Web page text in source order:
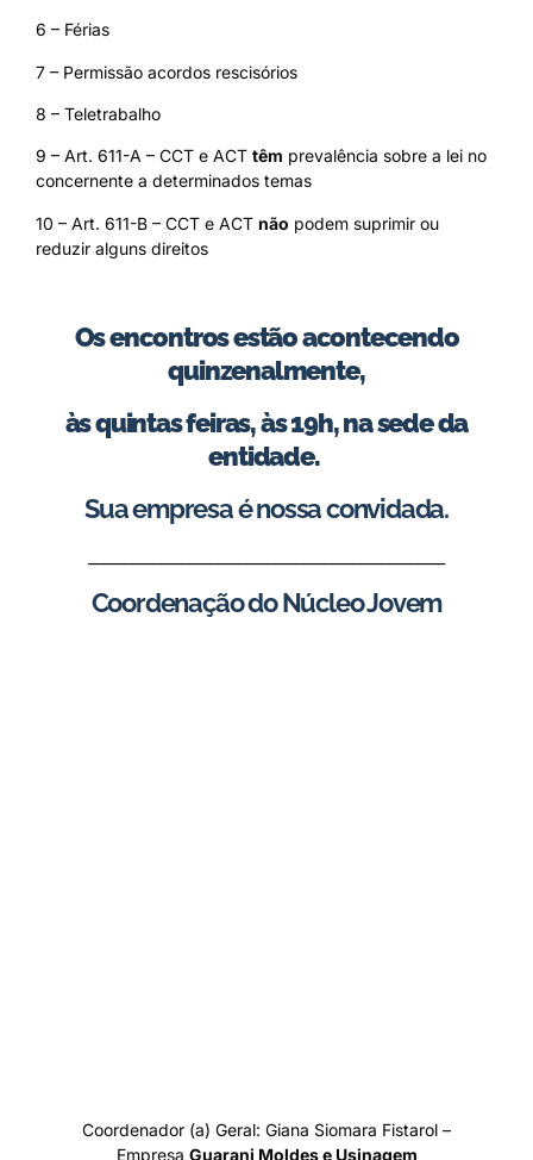
6 – Férias
7 – Permissão acordos rescisórios
8 – Teletrabalho
9 – Art. 611-A – CCT e ACT têm prevalência sobre a lei no
concernente a determinados temas
10 – Art. 611-B – CCT e ACT não podem suprimir ou
reduzir alguns direitos
Os encontros estão acontecendo
quinzenalmente,
às quintas feiras, às 19h, na sede da
entidade.
Sua empresa é nossa convidada.
Coordenação do Núcleo Jovem
Coordenador (a) Geral: Giana Siomara Fistarol –
Empresa Guarani Moldes e Usinagem